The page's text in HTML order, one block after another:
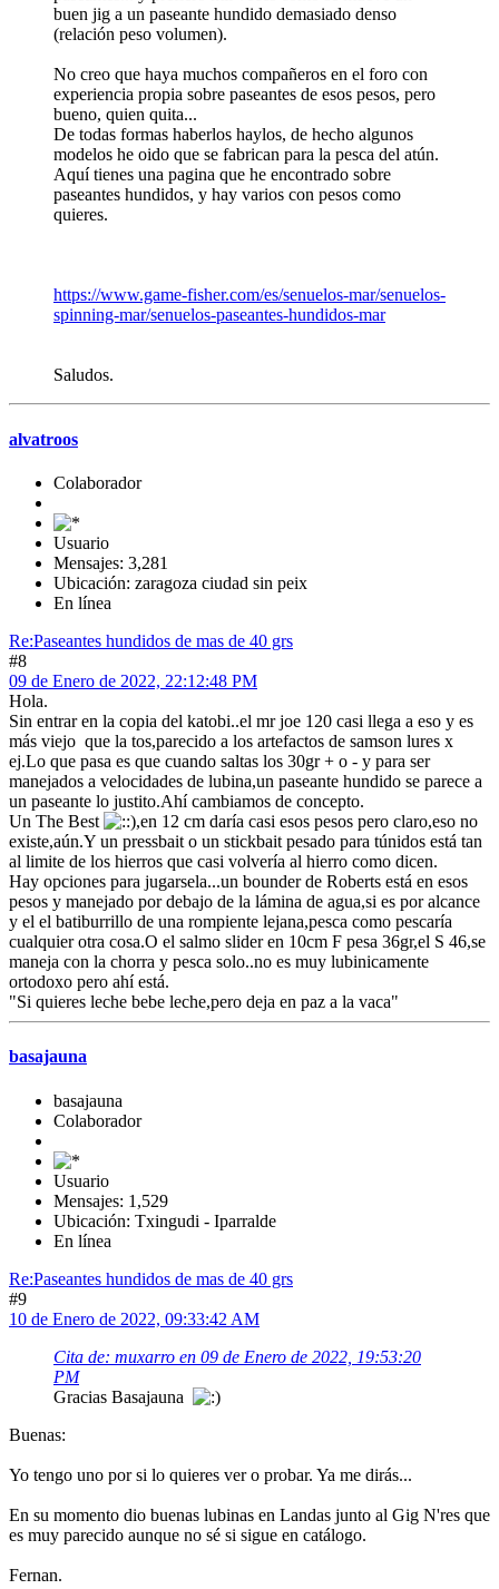
buen jig a un paseante hundido demasiado denso
(relación peso volumen).
No creo que haya muchos compañeros en el foro con
experiencia propia sobre paseantes de esos pesos, pero
bueno, quien quita...
De todas formas haberlos haylos, de hecho algunos
modelos he oido que se fabrican para la pesca del atún.
Aquí tienes una pagina que he encontrado sobre
paseantes hundidos, y hay varios con pesos como
quieres.
https://www.game-fisher.com/es/senuelos-mar/senuelos-
spinning-mar/senuelos-paseantes-hundidos-mar
Saludos.
alvatroos
Colaborador
Usuario
Mensajes: 3,281
Ubicación: zaragoza ciudad sin peix
En línea
Re:Paseantes hundidos de mas de 40 grs
#8
09 de Enero de 2022, 22:12:48 PM
Hola.
Sin entrar en la copia del katobi..el mr joe 120 casi llega a eso y es
más viejo que la tos,parecido a los artefactos de samson lures x
ej.Lo que pasa es que cuando saltas los 30gr + o - y para ser
manejados a velocidades de lubina,un paseante hundido se parece a
un paseante lo justito.Ahí cambiamos de concepto.
Un The Best
,en 12 cm daría casi esos pesos pero claro,eso no
existe,aún.Y un pressbait o un stickbait pesado para túnidos está tan
al limite de los hierros que casi volvería al hierro como dicen.
Hay opciones para jugarsela...un bounder de Roberts está en esos
pesos y manejado por debajo de la lámina de agua,si es por alcance
y el el batiburrillo de una rompiente lejana,pesca como pescaría
cualquier otra cosa.O el salmo slider en 10cm F pesa 36gr,el S 46,se
maneja con la chorra y pesca solo..no es muy lubinicamente
ortodoxo pero ahí está.
"Si quieres leche bebe leche,pero deja en paz a la vaca"
basajauna
basajauna
Colaborador
Usuario
Mensajes: 1,529
Ubicación: Txingudi - Iparralde
En línea
Re:Paseantes hundidos de mas de 40 grs
#9
10 de Enero de 2022, 09:33:42 AM
Cita de: muxarro en 09 de Enero de 2022, 19:53:20
PM
Gracias Basajauna
Buenas:
Yo tengo uno por si lo quieres ver o probar. Ya me dirás...
En su momento dio buenas lubinas en Landas junto al Gig N'res que
es muy parecido aunque no sé si sigue en catálogo.
Fernan.